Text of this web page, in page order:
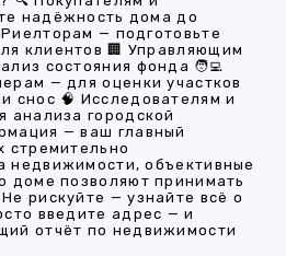
надёжность дома до
— подготовьте
клиентов 🏢 Управляющим
состояния фонда 🧑‍💻
— для оценки участков
снос 🧠 Исследователям и
анализа городской
— ваш главный
стремительно
недвижимости, объективные
доме позволяют принимать
рискуйте — узнайте всё о
введите адрес — и
отчёт по недвижимости